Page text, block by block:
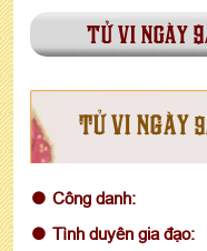
tử vi ngày
TỬ VI NGÀY
Công danh:
Tình duyên gia đạo: